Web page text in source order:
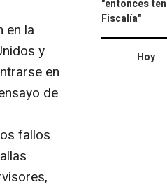
en la
y
en
de
fallos
"entonces
Fiscalía"
Hoy